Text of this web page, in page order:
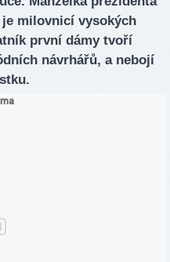
milovnicí vysokých
první dámy tvoří
návrhářů, a nebojí